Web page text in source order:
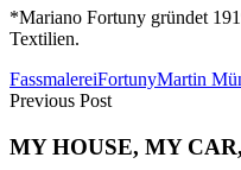
*Mariano Fortuny gründet
Textilien.
FassmalereiFortunyMartin
Previous Post
MY HOUSE, MY